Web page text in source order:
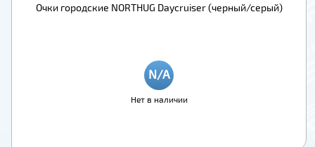
Очки городские NORTHUG Daycruiser (черный/серый)
Нет в наличии